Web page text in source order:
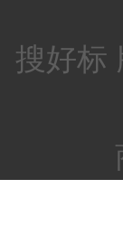
搜好标